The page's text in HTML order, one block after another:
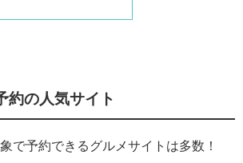
約の人気サイト
で予約できるグルメサイトは多数！